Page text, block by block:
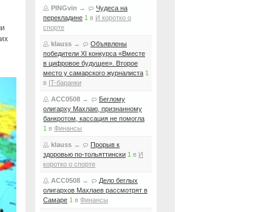
PINGvin →
Чудеса на
перекладине 1 в И коротко о
спорте
klauss →
Объявлены
победители XI конкурса «Вместе
в цифровое будущее». Второе
место у самарского журналиста 1
в IT-баранки
ACC0508 →
Беглому
олигарху Махлаю, признанному
банкротом, кассация не помогла
1 в Финансы
klauss →
Прорыв к
здоровью по-тольяттински 1 в И
коротко о спорте
ACC0508 →
Дело беглых
олигархов Махлаев рассмотрят в
Самаре 1 в Финансы